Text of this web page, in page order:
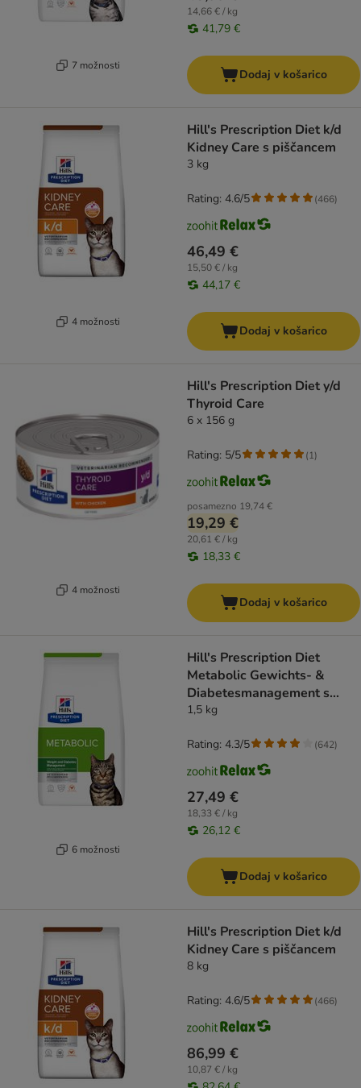
7 možnosti
14,66 € / kg
41,79 €
Dodaj v košarico
4 možnosti
Hill's Prescription Diet k/d
Kidney Care s piščancem
3 kg
46,49 €
15,50 € / kg
44,17 €
Rating: 4.6/5 (466)
Dodaj v košarico
4 možnosti
Hill's Prescription Diet y/d
Thyroid Care
6 x 156 g
posamezno 19,74 €
19,29 €
20,61 € / kg
18,33 €
Rating: 5/5 (1)
Dodaj v košarico
6 možnosti
Hill's Prescription Diet
Metabolic Gewichts- &
Diabetesmanagement s
piščancem
1,5 kg
27,49 €
18,33 € / kg
26,12 €
Rating: 4.3/5 (642)
Dodaj v košarico
Hill's Prescription Diet k/d
Kidney Care s piščancem
8 kg
86,99 €
10,87 € / kg
Rating: 4.6/5 (466)